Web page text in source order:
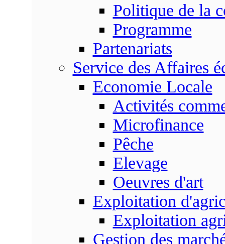
Politique de la
Programme
Partenariats
Service des Affaires
Economie Locale
Activités
Microfinance
Pêche
Elevage
Oeuvres d'art
Exploitation
Exploitation
Gestion des